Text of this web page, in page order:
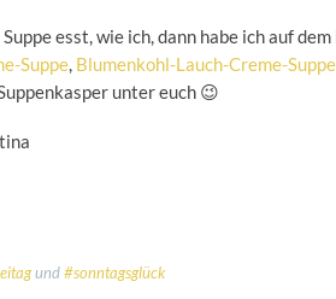
esst, wie ich, dann habe ich auf
Suppe, Blumenkohl-Lauch-Creme-Suppe
unter euch 😉
und#sonntagsglück